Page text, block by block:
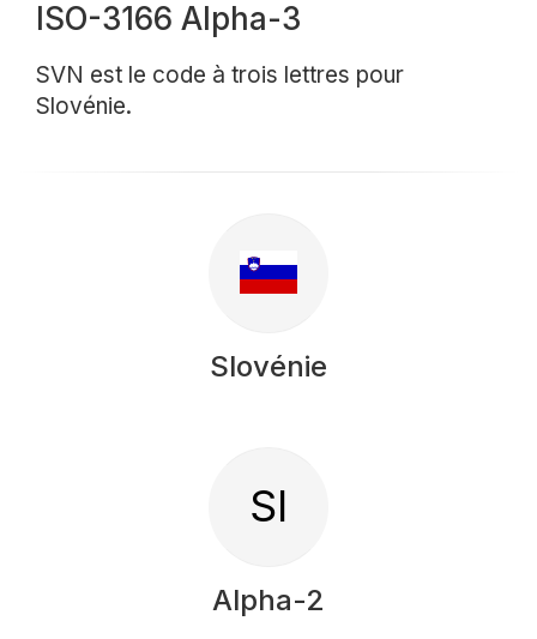
ISO-3166 Alpha-3
SVN est le code à trois lettres pour
Slovénie.
Slovénie
SI
Alpha-2